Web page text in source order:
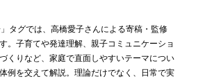
タグでは、高橋愛子さんによる寄稿・監修
。子育てや発達理解、親子コミュニケーショ
くりなど、家庭で直面しやすいテーマについ
例を交えて解説。理論だけでなく、日常で実